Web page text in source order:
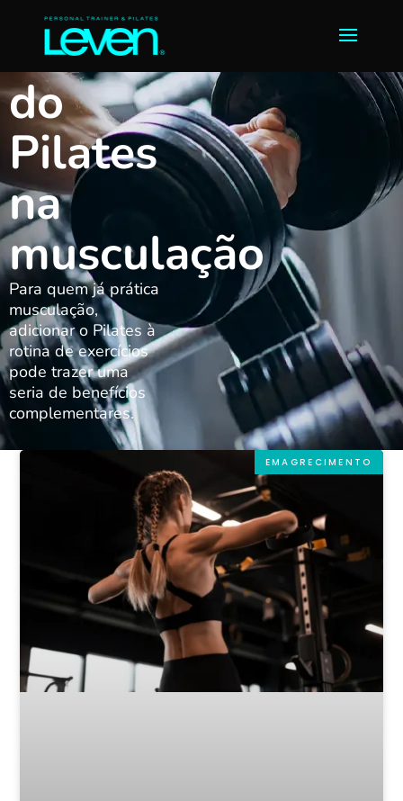
Benefícios
do
Pilates
na
musculação
Para quem já prática
musculação,
adicionar o Pilates à
rotina de exercícios
pode trazer uma
seria de benefícios
complementares.
EMAGRECIMENTO